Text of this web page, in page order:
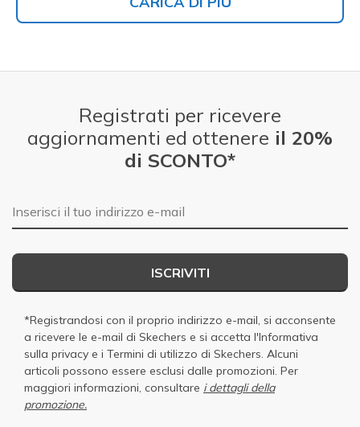
Registrati per ricevere
aggiornamenti ed ottenere il 20%
di SCONTO*
E-mail
ISCRIVITI
*Registrandosi con il proprio indirizzo e-mail, si acconsente
a ricevere le e-mail di Skechers e si accetta l'Informativa
sulla privacy e i Termini di utilizzo di Skechers. Alcuni
articoli possono essere esclusi dalle promozioni. Per
maggiori informazioni, consultare i dettagli della
promozione.